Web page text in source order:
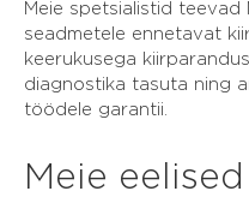
Meie spetsialistid teevad
seadmetele ennetavat
keerukusega
diagnostika tasuta ning
töödele garantii.
Meie eelised